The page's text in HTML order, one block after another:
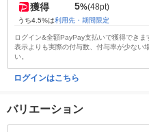
獲得 5%(48pt)
うち4.5%は利用先・期間限定
ログイン&全額PayPay支払いで獲得できま
表示よりも実際の付与数、付与率が少ない
い。
ログインはこちら
バリエーション